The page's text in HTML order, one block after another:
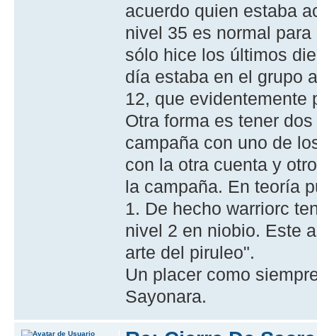
acuerdo quien estaba
nivel 35 es normal
sólo hice los últimos
día estaba en el grupo
12, que evidentemente
Otra forma es tener
campaña con uno de
con la otra cuenta y
la campaña. En teoría
1. De hecho warriorc
nivel 2 en niobio. Este
arte del piruleo".
Un placer como
Sayonara.